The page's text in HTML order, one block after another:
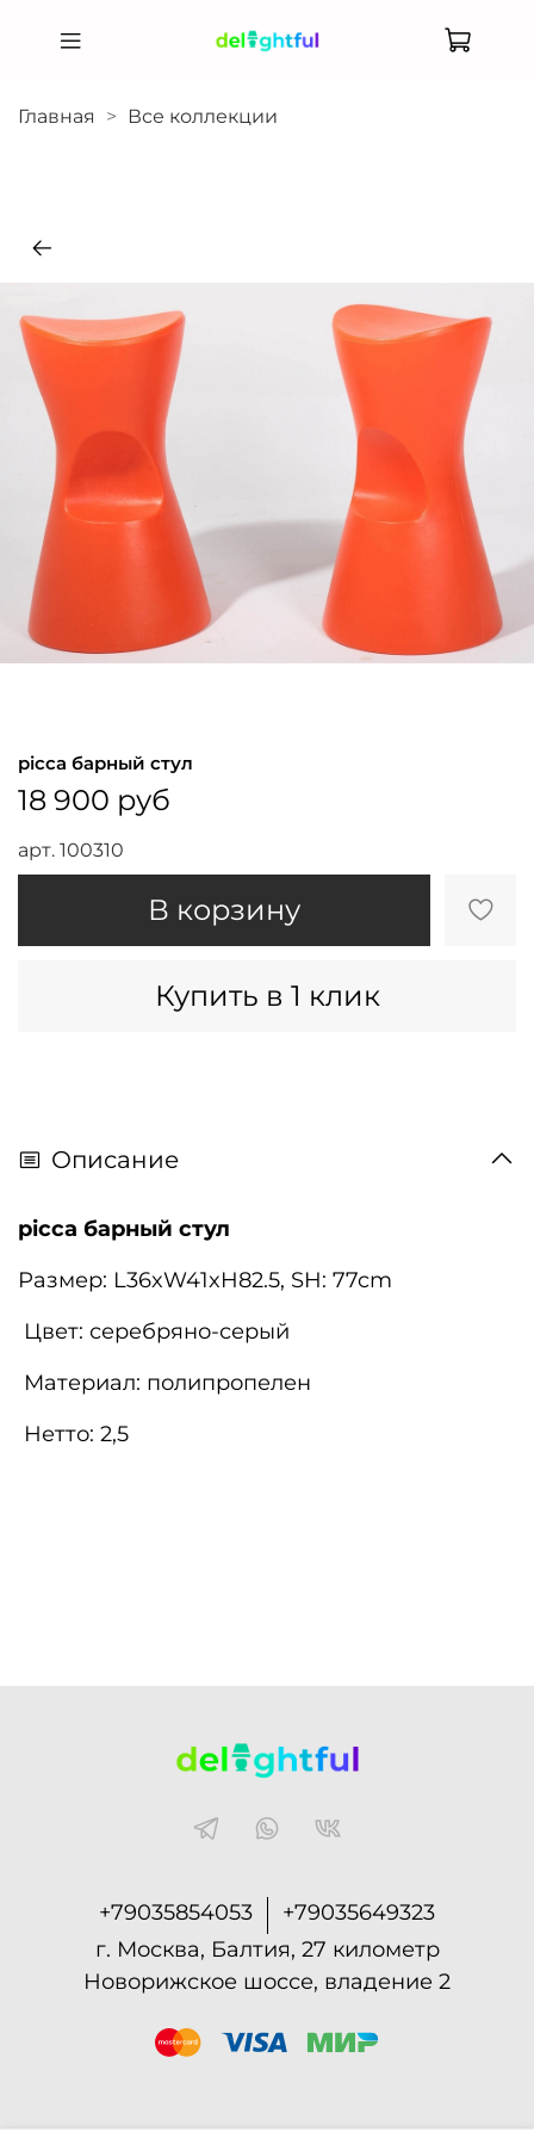
Главная Все коллекции
арт. 100310
picca барный стул
18 900 руб
В корзину
Купить в 1 клик
Описание
picca барный стул
Размер: L36xW41xH82.5, SH: 77cm
Цвет: серебряно-серый
Материал: полипропелен
Нетто: 2,5
+79035854053
+79035649323
г. Москва, Балтия, 27 километр
Новорижское шоссе, владение 2